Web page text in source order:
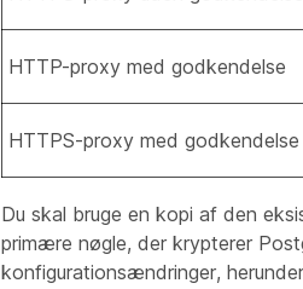
HTTP-proxy med godkendelse
HTTPS-proxy med godkendelse
Du skal bruge en kopi af den
primære nøgle, der krypterer
konfigurationsændringer,